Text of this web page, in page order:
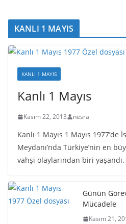
KANLI 1 MAYIS
KANLI 1 MAYIS
Kanlı 1 Mayıs
Kasım 22, 2013 nesra
Kanlı 1 Mayıs 1 Mayıs 1977’de
Meydanı’nda Türkiye’nin en
vahşi olaylarından biri yaşandı.
Günün
Mücadele
Kasım 21,